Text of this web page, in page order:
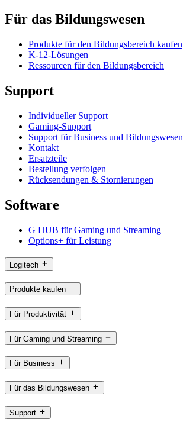
Für das Bildungswesen
Produkte für den Bildungsbereich kaufen
K-12-Lösungen
Ressourcen für den Bildungsbereich
Support
Individueller Support
Gaming-Support
Support für Business und Bildungswesen
Kontakt
Ersatzteile
Bestellung verfolgen
Rücksendungen & Stornierungen
Software
G HUB für Gaming und Streaming
Options+ für Leistung
Logitech
Produkte kaufen
Für Produktivität
Für Gaming und Streaming
Für Business
Für das Bildungswesen
Support